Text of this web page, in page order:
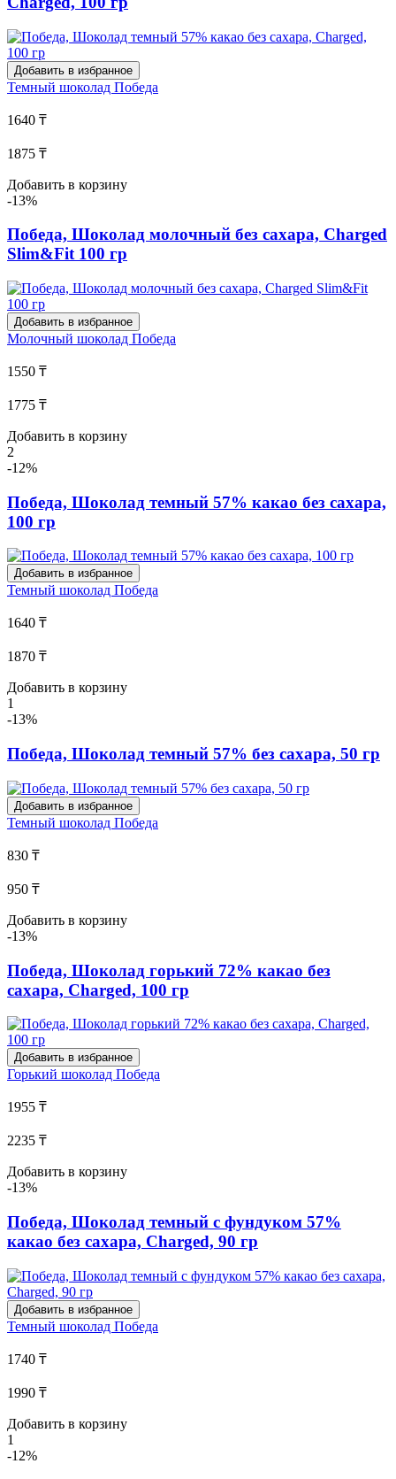
Добавить в избранное
Темный шоколад Победа
1640 ₸
1875 ₸
Добавить в корзину
-13%
Победа, Шоколад молочный без сахара, Charged
Slim&Fit 100 гр
Добавить в избранное
Молочный шоколад Победа
1550 ₸
1775 ₸
Добавить в корзину
2
-12%
Победа, Шоколад темный 57% какао без сахара,
100 гр
Добавить в избранное
Темный шоколад Победа
1640 ₸
1870 ₸
Добавить в корзину
1
-13%
Победа, Шоколад темный 57% без сахара, 50 гр
Добавить в избранное
Темный шоколад Победа
830 ₸
950 ₸
Добавить в корзину
-13%
Победа, Шоколад горький 72% какао без
сахара, Charged, 100 гр
Добавить в избранное
Горький шоколад Победа
1955 ₸
2235 ₸
Добавить в корзину
-13%
Победа, Шоколад темный с фундуком 57%
какао без сахара, Charged, 90 гр
Добавить в избранное
Темный шоколад Победа
1740 ₸
1990 ₸
Добавить в корзину
1
-12%